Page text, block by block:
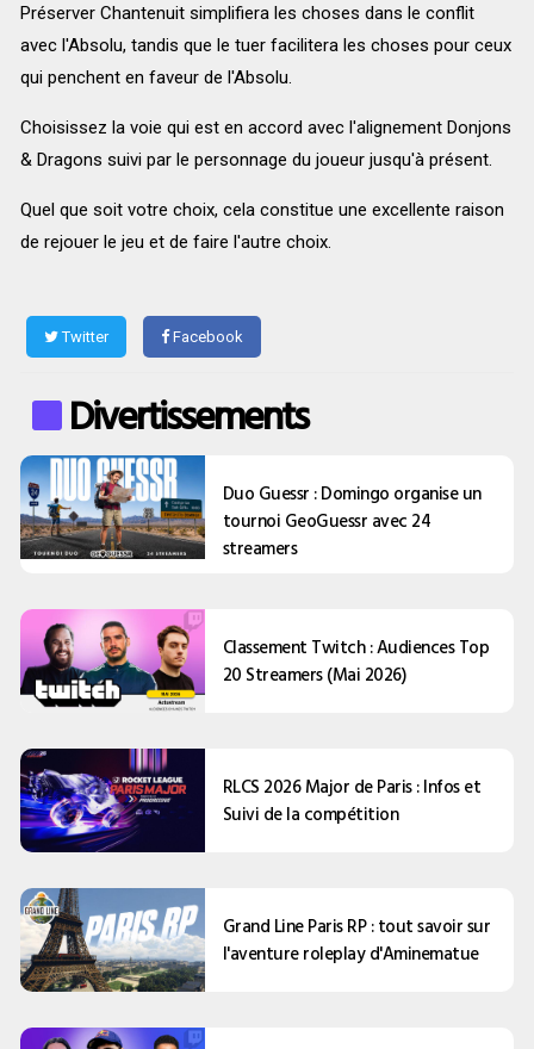
Préserver Chantenuit simplifiera les choses dans le conflit
avec l'Absolu, tandis que le tuer facilitera les choses pour ceux
qui penchent en faveur de l'Absolu.
Choisissez la voie qui est en accord avec l'alignement Donjons
& Dragons suivi par le personnage du joueur jusqu'à présent.
Quel que soit votre choix, cela constitue une excellente raison
de rejouer le jeu et de faire l'autre choix.
Twitter Facebook
Divertissements
Duo Guessr : Domingo organise un
tournoi GeoGuessr avec 24
streamers
Classement Twitch : Audiences Top
20 Streamers (Mai 2026)
RLCS 2026 Major de Paris : Infos et
Suivi de la compétition
Grand Line Paris RP : tout savoir sur
l'aventure roleplay d'Aminematue